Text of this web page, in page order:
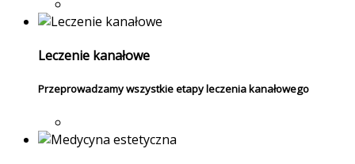
Leczenie kanałowe
Przeprowadzamy wszystkie etapy leczenia kanałowego